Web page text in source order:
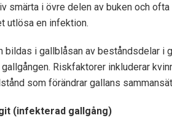
smärta i övre delen av buken och
utlösa en infektion.
bildas i gallblåsan av beståndsdelar i
Riskfaktorer inkluderar
som förändrar gallans
(infekterad gallgång)